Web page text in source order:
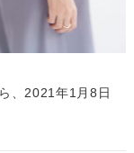
、2021年1月8日